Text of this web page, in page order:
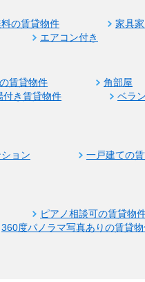
の賃貸物件
家具
エアコン付き
賃貸物件
角部屋
付き賃貸物件
ベラ
ョン 一戸建ての
ピアノ相談可の賃貸物
360度パノラマ写真ありの賃貸